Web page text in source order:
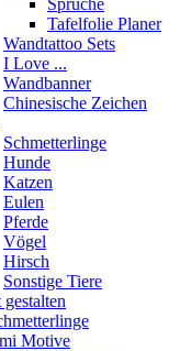
Sprüche
Tafelfolie Planer
Wandtattoo Sets
I Love ...
Wandbanner
Chinesische Zeichen
Schmetterlinge
Hunde
Katzen
Eulen
Pferde
Vögel
Hirsch
Sonstige Tiere
gestalten
Motive